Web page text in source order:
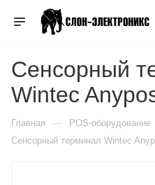
Сенсорный
Wintec
Главная — POS-оборудование
Сенсорный терминал Wintec